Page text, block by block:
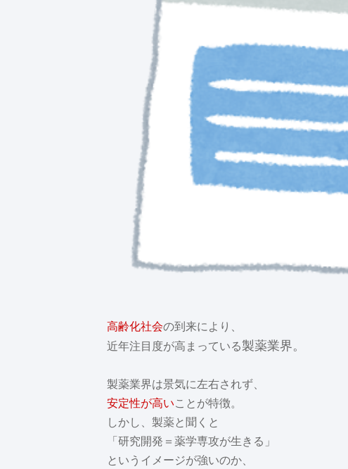
高齢化社会の到来により、
近年注目度が高まっている製薬業界。
製薬業界は景気に左右されず、
安定性が高いことが特徴。
しかし、製薬と聞くと
「研究開発＝薬学専攻が生きる」
というイメージが強いのか、